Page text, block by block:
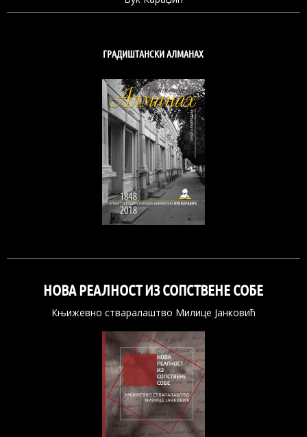
ГРАДИШТАНСКИ АЛМАНАХ
НОВА РЕАЛНОСТ ИЗ СОПСТВЕНЕ СОБЕ
Књижевно стваралаштво Милице Јанковић